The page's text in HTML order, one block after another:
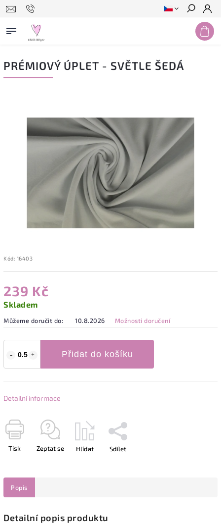
Hledat
PRÉMIOVÝ ÚPLET - SVĚTLE ŠEDÁ
Kód: 16403
239 Kč
Skladem
Můžeme doručit do: 10.8.2026 Možnosti doručení
Přidat do košíku
Detailní informace
Tisk Zeptat se Hlídat Sdílet
Popis
Detailní popis produktu